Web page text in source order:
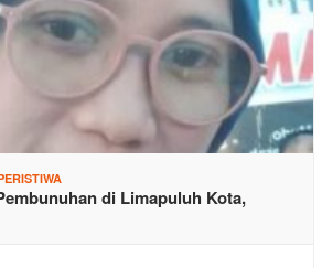
di Limapuluh Kota,